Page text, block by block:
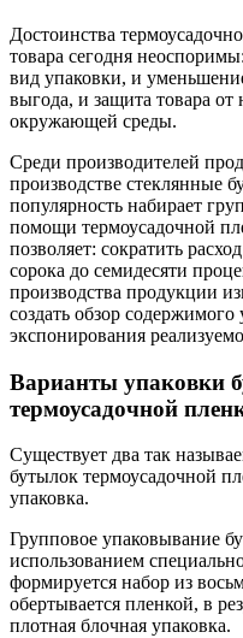
Достоинства
товара сегодня
вид упаковки, и
выгода, и защита товара от
окружающей среды.
Среди производителей
производстве стеклянные
популярность набирает
помощи термоусадочной
позволяет: сократить
сорока до семидесяти
производства продукции
создать обзор содержимого
экспонирования
Варианты упаковки
термоусадочной
Существует два так
бутылок термоусадочной
упаковка.
Групповое упаковывание
использованием
формируется набор из
обертывается пленкой, в
плотная блочная упаковка.